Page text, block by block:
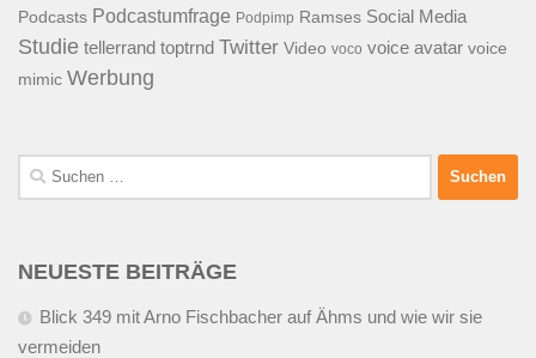
Podcasts Podcastumfrage Podpimp Ramses Social Media
Studie tellerrand toptrnd Twitter Video voco voice avatar voice
mimic Werbung
Suchen
nach:
NEUESTE BEITRÄGE
Blick 349 mit Arno Fischbacher auf Ähms und wie wir sie
vermeiden